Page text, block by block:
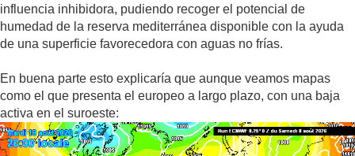
influencia inhibidora, pudiendo recoger el potencial de
humedad de la reserva mediterránea disponible con la ayuda
de una superficie favorecedora con aguas no frías.
En buena parte esto explicaría que aunque veamos mapas
como el que presenta el europeo a largo plazo, con una baja
activa en el suroeste: